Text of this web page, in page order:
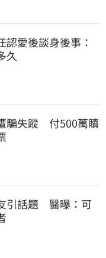
認愛後談身後事：
久
騙失蹤　付500萬贖
引話題　醫曝：可